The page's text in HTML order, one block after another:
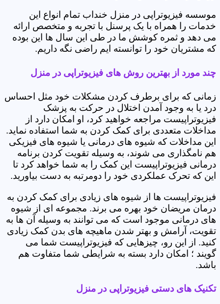
موسسه فیزیوتراپی در منزل خنداب تمام انواع این
خدمات را همراه با یک پرسنل با تجربه و متخصص ارائه
می دهد و ثمره کوشش ما در طی این سال ها این بوده
که مشتریان خود را توانسته ایم راضی نگه داریم.
چند مورد از بهترین روش های فیزیوتراپی در منزل
زمانی که برای برطرف کردن مشکلات خود مثل احساس
درد یا به وجود آمدن اختلال در حرکت به پزشک
فیزیوتراپیست مراجعه خواهید کرد، او امکان دارد از
مداخلات متعددی برای کمک کردن به شما استفاده نماید.
این مداخلات که شیوه های درمانی یا شیوه های فیزیکی
هم نامگذاری می شوند، به وسیله تقویت کردن برنامه
درمانی فیزیوتراپیست این کمک را به شما خواهد کرد تا
این که تحرک عملکردی خود را دومرتبه به دست بیاورید.
فیزیوتراپیست ها از شیوه های زیادی برای کمک کردن به
درمان مریضان خود بهره می برند. مجموعه ای از شیوه
های درمانی موجود است که می توانند به وسیله آن ها به
تقویت، آرامش و بهتر شدن ماهیچه های بدن کمک زیادی
کنید. از این رو، چیزهایی که فیزیوتراپیست شما می
گویند ؛ امکان دارد بسته به شرایطی شما متفاوت هم
باشد.
تکنیک های دستی فیزیوتراپی در منزل